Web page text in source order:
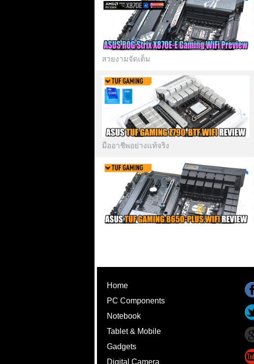
สวยงามจัดเต็ม
มืออาชีพอย่างแท้จริง
Home
PC Components
Notebook
Tablet & Mobile
Gadgets
Digital Camera